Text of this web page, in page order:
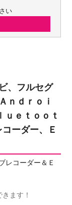
い
、フルセグ
ｎｄｒｏｉ
ｕｅｔｏｏｔ
ーダー、Ｅ
レコーダー＆Ｅ
ます！